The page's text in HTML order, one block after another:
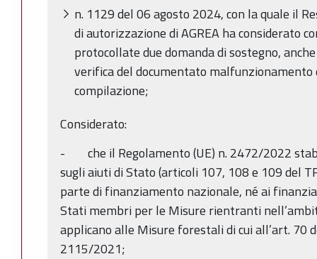
n. 1129 del 06 agosto 2024, con la quale il
di autorizzazione di AGREA ha considerato
protocollate due domanda di sostegno,
verifica del documentato malfunzionamento
compilazione;
Considerato:
- che il Regolamento (UE) n. 2472/2022
sugli aiuti di Stato (articoli 107, 108 e 109 del
parte di finanziamento nazionale, né ai
Stati membri per le Misure rientranti
applicano alle Misure forestali di cui all’art. 70
2115/2021;